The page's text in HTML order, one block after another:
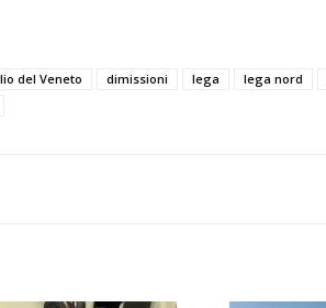
del Veneto dimissioni lega lega nord